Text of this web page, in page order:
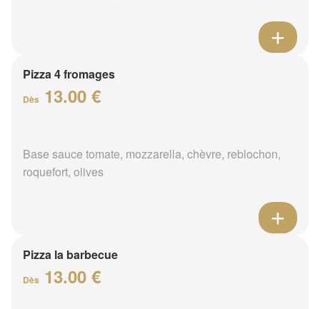
Pizza 4 fromages
Dès 13.00 €
Base sauce tomate, mozzarella, chèvre, reblochon,
roquefort, olives
Pizza la barbecue
Dès 13.00 €